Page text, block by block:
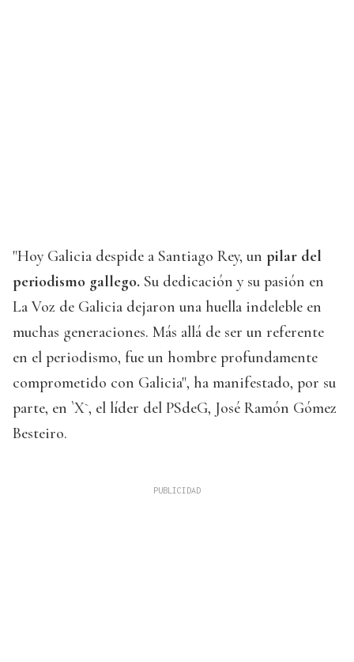
"Hoy Galicia despide a Santiago Rey, un pilar del
periodismo gallego. Su dedicación y su pasión en
La Voz de Galicia dejaron una huella indeleble en
muchas generaciones. Más allá de ser un referente
en el periodismo, fue un hombre profundamente
comprometido con Galicia", ha manifestado, por su
parte, en `X`, el líder del PSdeG, José Ramón Gómez
Besteiro.